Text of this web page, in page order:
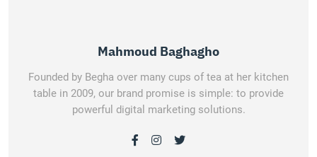
Mahmoud Baghagho
Founded by Begha over many cups of tea at her kitchen
table in 2009, our brand promise is simple: to provide
powerful digital marketing solutions.